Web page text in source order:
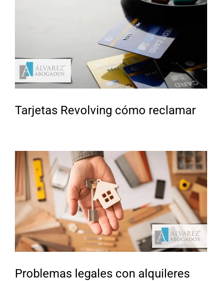
Tarjetas Revolving cómo reclamar
Problemas legales con alquileres